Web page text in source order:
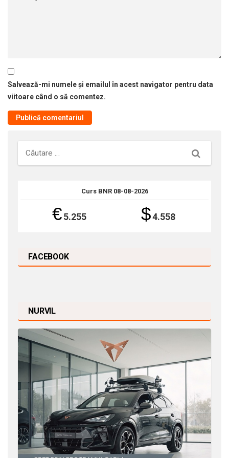
Salvează-mi numele și emailul în acest navigator pentru data
viitoare când o să comentez.
Căutare
Curs BNR 08-08-2026
€5.255 $4.558
FACEBOOK
NURVIL